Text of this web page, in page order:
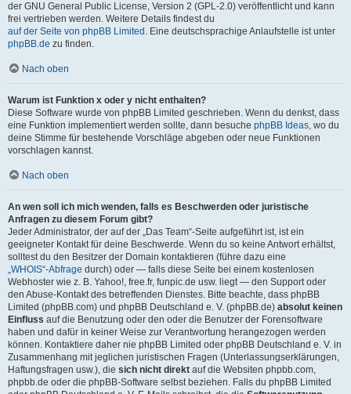
der GNU General Public License, Version 2 (GPL-2.0) veröffentlicht und kann
frei vertrieben werden. Weitere Details findest du
auf der Seite von phpBB Limited . Eine deutschsprachige Anlaufstelle ist unter
phpBB.de zu finden.
Nach oben
Warum ist Funktion x oder y nicht enthalten?
Diese Software wurde von phpBB Limited geschrieben. Wenn du denkst, dass
eine Funktion implementiert werden sollte, dann besuche phpBB Ideas, wo du
deine Stimme für bestehende Vorschläge abgeben oder neue Funktionen
vorschlagen kannst.
Nach oben
An wen soll ich mich wenden, falls es Beschwerden oder juristische
Anfragen zu diesem Forum gibt?
Jeder Administrator, der auf der „Das Team“-Seite aufgeführt ist, ist ein
geeigneter Kontakt für deine Beschwerde. Wenn du so keine Antwort erhältst,
solltest du den Besitzer der Domain kontaktieren (führe dazu eine
„WHOIS“-Abfrage durch) oder — falls diese Seite bei einem kostenlosen
Webhoster wie z. B. Yahoo!, free.fr, funpic.de usw. liegt — den Support oder
den Abuse-Kontakt des betreffenden Dienstes. Bitte beachte, dass phpBB
Limited (phpBB.com) und phpBB Deutschland e. V. (phpBB.de) absolut keinen
Einfluss auf die Benutzung oder den oder die Benutzer der Forensoftware
haben und dafür in keiner Weise zur Verantwortung herangezogen werden
können. Kontaktiere daher nie phpBB Limited oder phpBB Deutschland e. V. in
Zusammenhang mit jeglichen juristischen Fragen (Unterlassungserklärungen,
Haftungsfragen usw.), die sich nicht direkt auf die Websiten phpbb.com,
phpbb.de oder die phpBB-Software selbst beziehen. Falls du phpBB Limited